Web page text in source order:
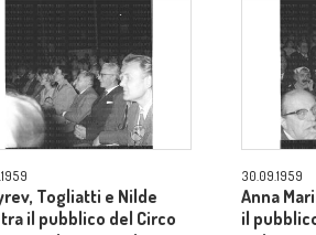
Togliatti e Nilde
il pubblico del Circo
30.09.1959
Anna
il